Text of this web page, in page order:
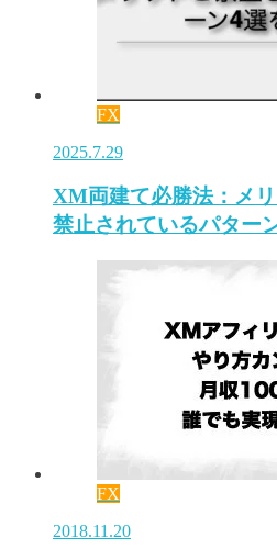
FX
2025.7.29
XM両建て必勝法：メ
禁止されているパター
FX
2018.11.20